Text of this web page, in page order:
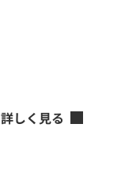
詳しく見る